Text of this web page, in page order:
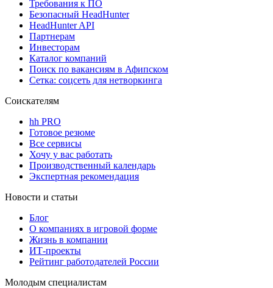
Требования к ПО
Безопасный HeadHunter
HeadHunter API
Партнерам
Инвесторам
Каталог компаний
Поиск по вакансиям в Афипском
Сетка: соцсеть для нетворкинга
Соискателям
hh PRO
Готовое резюме
Все сервисы
Хочу у вас работать
Производственный календарь
Экспертная рекомендация
Новости и статьи
Блог
О компаниях в игровой форме
Жизнь в компании
ИТ-проекты
Рейтинг работодателей России
Молодым специалистам